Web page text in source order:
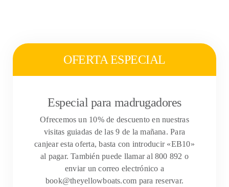
OFERTA ESPECIAL
Especial para madrugadores
Ofrecemos un 10% de descuento en nuestras
visitas guiadas de las 9 de la mañana. Para
canjear esta oferta, basta con introducir «EB10»
al pagar. También puede llamar al 800 892 o
enviar un correo electrónico a
book@theyellowboats.com para reservar.